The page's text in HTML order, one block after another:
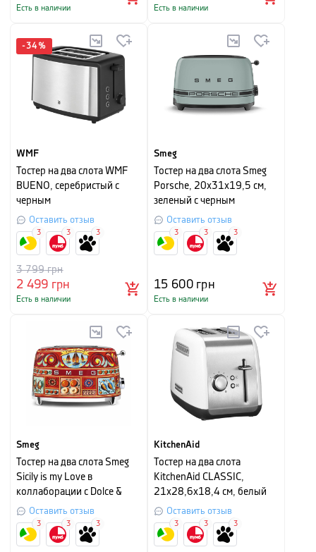
Есть в наличии Есть в наличии
-34 %
WMF
Тостер на два слота WMF
BUENO, серебристый с
черным
Оставить отзыв
2 499 грн
3 799грн
Есть в наличии
3 3 3
Smeg
Тостер на два слота Smeg
Porsche, 20х31х19,5 см,
зеленый с черным
Оставить отзыв
15 600грн
Есть в наличии
3 3 3
Smeg
Тостер на два слота Smeg
Sicily is my Love в
коллаборации с Dolce &
Gabbana, 19,8х31х19,5 см,
разноцветный
Оставить отзыв
3 3 3
KitchenAid
Тостер на два слота
KitchenAid CLASSIC,
21х28,6х18,4 см, белый
Оставить отзыв
3 3 3